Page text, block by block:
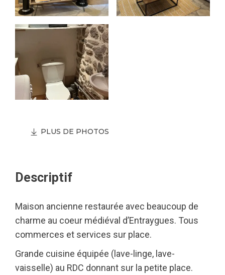
PLUS DE PHOTOS
Descriptif
Maison ancienne restaurée avec beaucoup de
charme au coeur médiéval d’Entraygues. Tous
commerces et services sur place.
Grande cuisine équipée (lave-linge, lave-
vaisselle) au RDC donnant sur la petite place.